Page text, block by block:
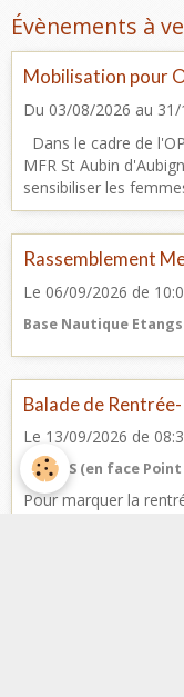
Évènements à
Mobilisation pour
Du 03/08/2026 au
Dans le cadre de
MFR St Aubin
sensibiliser les
Rassemblement
Le 06/09/2026 de
Base Nautique
Balade de
Le 13/09/2026 de
Ets BTS (en face
Pour marquer la